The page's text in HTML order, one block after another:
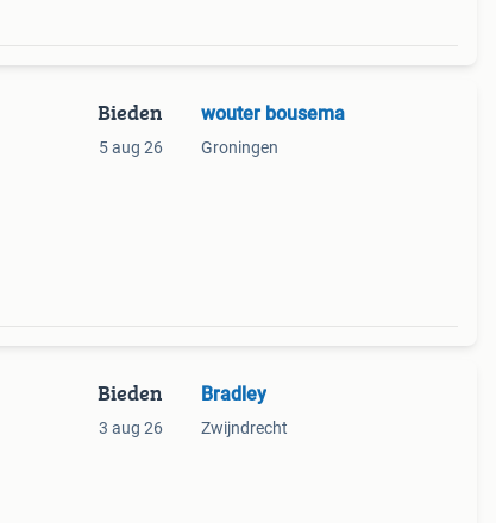
Bieden
5 aug 26
wouter bousema
Groningen
Bieden
3 aug 26
Bradley
Zwijndrecht